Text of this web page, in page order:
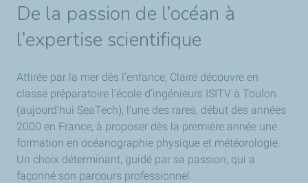
De la passion de l’océan à
l’expertise scientifique
Attirée par la mer dès l’enfance, Claire découvre en
classe préparatoire l’école d’ingénieurs ISITV à Toulon
(aujourd’hui SeaTech), l’une des rares, début des années
2000 en France, à proposer dès la première année une
formation en océanographie physique et météorologie.
Un choix déterminant, guidé par sa passion, qui a
façonné son parcours professionnel.